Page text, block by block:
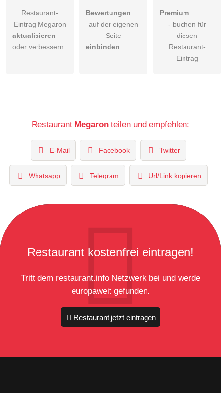
Restaurant-
Eintrag Megaron
aktualisieren
oder verbessern
Bewertungen
auf der eigenen
Seite
einbinden
Premium
- buchen für
diesen
Restaurant-
Eintrag
Restaurant Megaron teilen und empfehlen:
E-Mail Facebook Twitter
Whatsapp Telegram Url/Link kopieren
Restaurant kostenfrei eintragen!
Tritt dem restaurant.info Netzwerk bei und werde
europaweit gefunden.
Restaurant jetzt eintragen